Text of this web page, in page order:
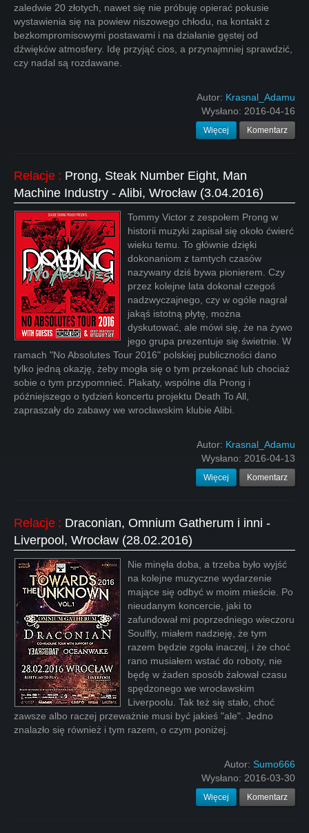
zaledwie 20 złotych, nawet się nie próbuję opierać pokusie
wystawienia się na powiew niszowego chłodu, na kontakt z
bezkompromisowymi postawami i na działanie gęstej od
dźwięków atmosfery. Idę przyjąć cios, a przynajmniej sprawdzić,
czy nadal są rozdawane.
Autor: Krasnal_Adamu
Wysłano: 2016-04-16
Więcej Komentarz
Relacje : Prong, Steak Number Eight, Man
Machine Industry - Alibi, Wrocław (3.04.2016)
Tommy Victor z zespołem Prong w
historii muzyki zapisał się około ćwierć
wieku temu. To głównie dzięki
dokonaniom z tamtych czasów
nazywany dziś bywa pionierem. Czy
przez kolejne lata dokonał czegoś
nadzwyczajnego, czy w ogóle nagrał
jakąś istotną płytę, można
dyskutować, ale mówi się, że na żywo
jego grupa prezentuje się świetnie. W
ramach "No Absolutes Tour 2016" polskiej publiczności dano
tylko jedną okazję, żeby mogła się o tym przekonać lub chociaż
sobie o tym przypomnieć. Plakaty, wspólne dla Prong i
późniejszego o tydzień koncertu projektu Death To All,
zapraszały do zabawy we wrocławskim klubie Alibi.
Autor: Krasnal_Adamu
Wysłano: 2016-04-13
Więcej Komentarz
Relacje : Draconian, Omnium Gatherum i inni -
Liverpool, Wrocław (28.02.2016)
Nie minęła doba, a trzeba było wyjść
na kolejne muzyczne wydarzenie
mające się odbyć w moim mieście. Po
nieudanym koncercie, jaki to
zafundował mi poprzedniego wieczoru
Soulfly, miałem nadzieję, że tym
razem będzie zgoła inaczej, i że choć
rano musiałem wstać do roboty, nie
będę w żaden sposób żałował czasu
spędzonego we wrocławskim
Liverpoolu. Tak też się stało, choć
zawsze albo raczej przeważnie musi być jakieś "ale". Jedno
znalazło się również i tym razem, o czym poniżej.
Autor: Sumo666
Wysłano: 2016-03-30
Więcej Komentarz